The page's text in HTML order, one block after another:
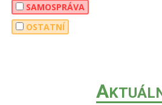
SAMOSPRÁVA
OSTATNÍ
A